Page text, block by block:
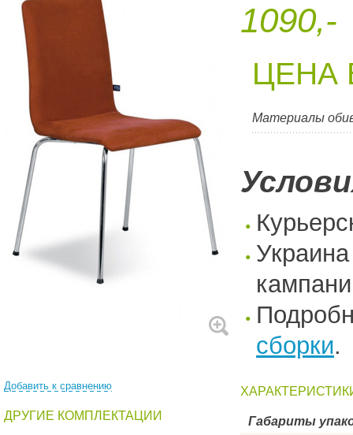
Добавить к сравнению
ДРУГИЕ КОМПЛЕКТАЦИИ
1090,-
ЦЕНА
Материалы
сборки.
Габариты